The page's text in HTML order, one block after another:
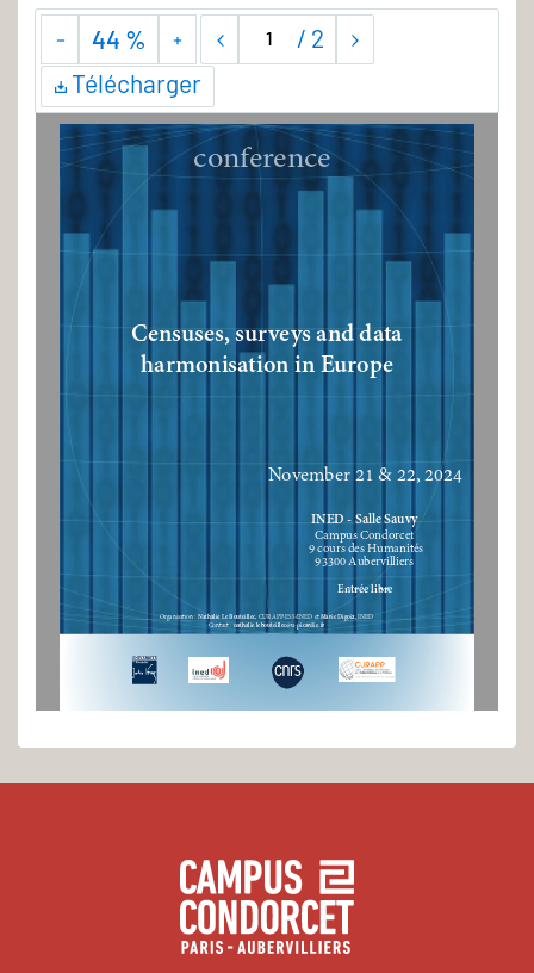
44 % / 2
Télécharger
Censuses, surveys and data
harmonisation in Europe
November 21 & 22, 2024
INED - Salle Sauvy
Campus Condorcet
9 cours des Humanités
93300 Aubervilliers
conference
Organisation : Nathalie Le Bouteillec , CURAPP-ESS/INED et Marie Digoix, INED
Contact : nathalie.lebouteillec@u-picardie.fr
Entrée libre